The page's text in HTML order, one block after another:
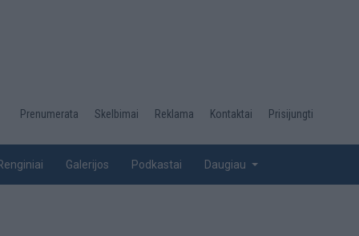
Desktop
top
Prenumerata Skelbimai Reklama Kontaktai Prisijungti
Galerijos Podkastai Daugiau